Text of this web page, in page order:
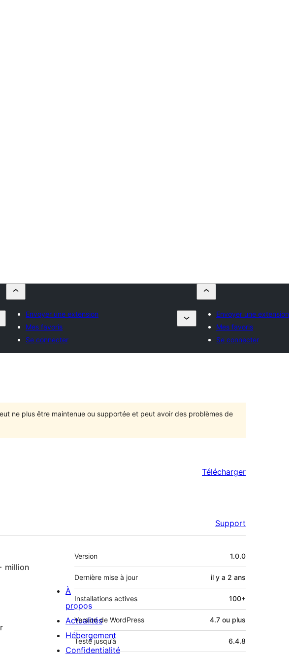
Envoyer une extension
Mes favoris
Se connecter
Envoyer une extension
Mes favoris
Se connecter
ne plus être maintenue ou supportée et peut avoir des problèmes de
Télécharger
Support
Méta
Version 1.0.0
Dernière mise à jour il y a 2 ans
Installations actives 100+
Version de WordPress 4.7 ou plus
Testé jusqu’à 6.4.8
À
propos
Actualités
Hébergement
Confidentialité